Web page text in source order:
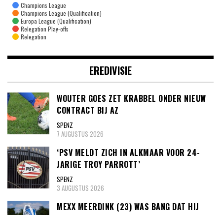
Champions League
Champions League (Qualification)
Europa League (Qualification)
Relegation Play-offs
Relegation
EREDIVISIE
WOUTER GOES ZET KRABBEL ONDER NIEUW
CONTRACT BIJ AZ
SPENZ
7 AUGUSTUS 2026
‘PSV MELDT ZICH IN ALKMAAR VOOR 24-
JARIGE TROY PARROTT’
SPENZ
3 AUGUSTUS 2026
MEXX MEERDINK (23) WAS BANG DAT HIJ